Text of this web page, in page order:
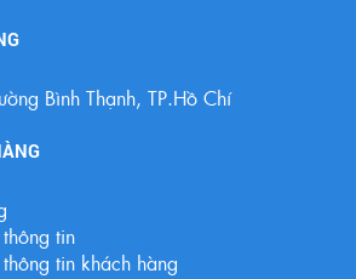
Bình Thạnh, TP.Hồ Chí
tin
tin khách hàng